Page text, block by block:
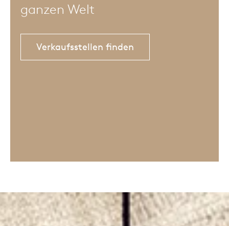
ganzen Welt
Verkaufsstellen finden